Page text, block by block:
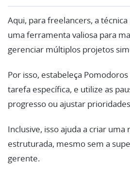
Aqui, para freelancers, a
uma ferramenta valiosa para
gerenciar múltiplos projetos
Por isso, estabeleça
tarefa específica, e utilize as
progresso ou ajustar
Inclusive, isso ajuda a criar
estruturada, mesmo sem a
gerente.